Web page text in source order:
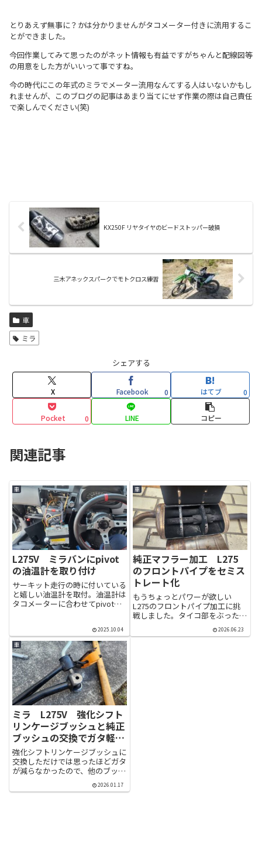
とりあえず無事に？かは分かりませんがタコメーター付きに流用するこ
とができました。
今回作業してみて思ったのがネット情報も有益ですがちゃんと配線図等
の用意をした方がいいって事ですね。
今の時代にこの年式のミラでメーター流用なんてする人はいないかもし
れませんが、このブログの記事はあまり当てにせず作業の際は自己責任
で楽しんでください(笑)
KX250F リヤタイヤのビードストッパー破損
三木アネックスパークでモトクロス練習
車
ミラ
シェアする
X Facebook 0 はてブ 0
Pocket 0 LINE コピー
関連記事
車
L275V ミラバンにpivot
の油温計を取り付け
サーキット走行の時に付いている
と嬉しい油温計を取付。油温計は
タコメーターに合わせてpivotの
いものもたくさんありますが、エ
ンジンとオイルの管理の為に油温
計を付けるのに破損...
2025.10.04
車
純正マフラー加工 L275
のフロントパイプをセミス
トレート化
もうちょっとパワーが欲しい
L275のフロントパイプ加工に挑
戦しました。タイコ部をぶった切
かけますがあまりにもうるさすぎ
2026.06.23
車
ミラ L275V 強化シフト
リンケージブッシュと純正
ブッシュの交換でガタ軽減
計画 ②
強化シフトリンケージブッシュに
交換しただけでは思ったほどガタ
が減らなかったので、他のブッシ
シリーズ第二弾前回純正部品の流
2026.01.17